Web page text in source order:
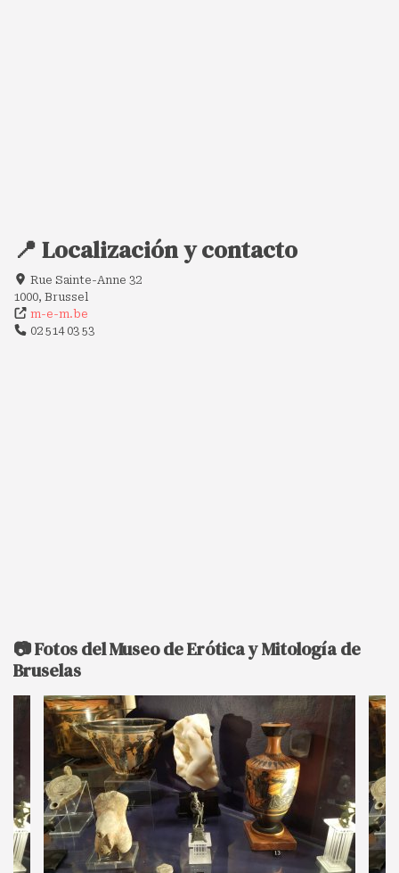
📍 Localización y contacto
Rue Sainte-Anne 32
1000, Brussel
m-e-m.be
02 514 03 53
📷 Fotos del Museo de Erótica y Mitología de
Bruselas